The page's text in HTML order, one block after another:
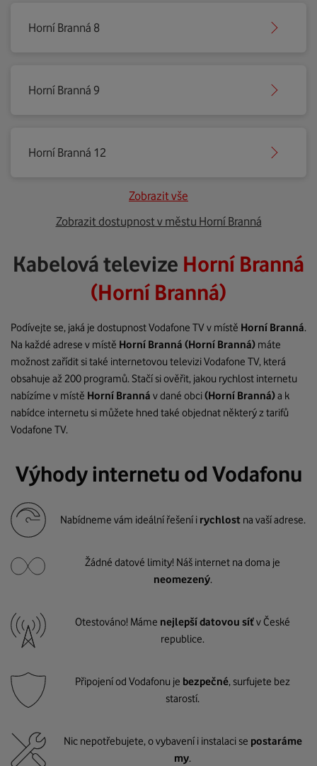
Horní Branná 8
Horní Branná 9
Horní Branná 12
Zobrazit vše
Zobrazit dostupnost v městu Horní Branná
Kabelová televize Horní Branná
(Horní Branná)
Podívejte se, jaká je dostupnost Vodafone TV v místě Horní Branná.
Na každé adrese v místě Horní Branná (Horní Branná) máte
možnost zařídit si také internetovou televizi Vodafone TV, která
obsahuje až 200 programů. Stačí si ověřit, jakou rychlost internetu
nabízíme v místě Horní Branná v dané obci(Horní Branná)a k
nabídce internetu si můžete hned také objednat některý z tarifů
Vodafone TV.
Výhody internetu od Vodafonu
Nabídneme vám ideální řešení i rychlost na vaší adrese.
Žádné datové limity! Náš internet na doma je
neomezený.
Otestováno! Máme nejlepší datovou síťv České
republice.
Připojení od Vodafonu je bezpečné, surfujete bez
starostí.
Nic nepotřebujete, o vybavení i instalaci se postaráme
my.